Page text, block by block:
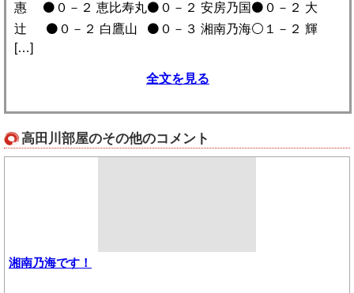
惠 ⚫️０－２ 恵比寿丸⚫️０－２ 安房乃国⚫️０－２ 大
辻 ⚫️０－２ 白鷹山 ⚫️０－３ 湘南乃海⚪️１－２ 輝
[…]
全文を見る
高田川部屋のその他のコメント
湘南乃海です！